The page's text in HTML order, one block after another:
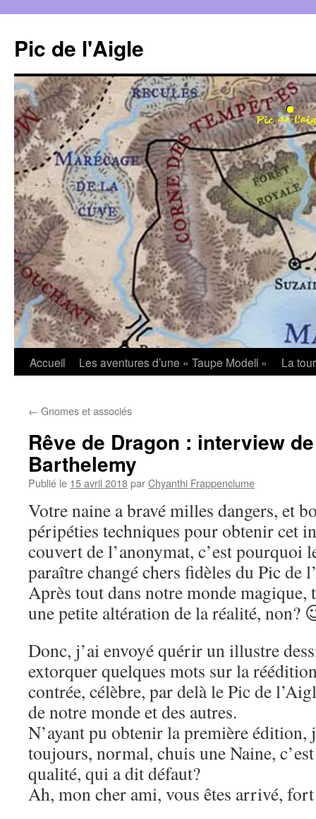
contenu
Pic de l'Aigle
Accueil Les aventures d’une « Taupe Modell » La
← Gnomes et associés
Rêve de Dragon : interview
Barthelemy
Publié le 15 avril 2018parChyanthi Frappenclume
Votre naine a bravé milles dangers, et
péripéties techniques pour obtenir cet
couvert de l’anonymat, c’est pourquoi
paraître changé chers fidèles du Pic de
Après tout dans notre monde magique,
une petite altération de la réalité, non?
Donc, j’ai envoyé quérir un illustre
extorquer quelques mots sur la
contrée, célèbre, par delà le Pic de
de notre monde et des autres.
N’ayant pu obtenir la première édition,
toujours, normal, chuis une Naine,
qualité, qui a dit défaut?
Ah, mon cher ami, vous êtes arrivé,